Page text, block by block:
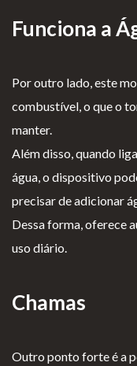
Funciona a
Por outro lado, este
combustível, o que o
manter.
Além disso, quando
água, o dispositivo
precisar de adicionar
Dessa forma, oferece
uso diário.
Chamas
Outro ponto forte é a